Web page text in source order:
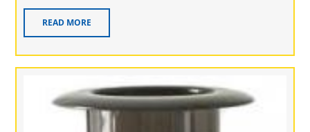
READ MORE